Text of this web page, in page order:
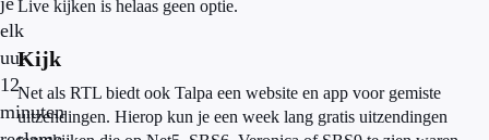
elk
uur
12
minuten
Live kijken is helaas geen optie.
Kijk
Net als RTL biedt ook Talpa een website en app voor gemiste
uitzendingen. Hierop kun je een week lang gratis uitzendingen